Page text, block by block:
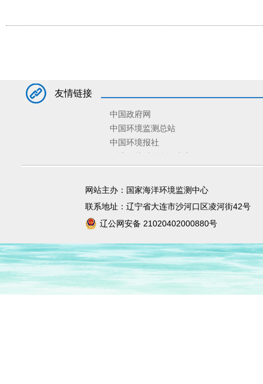
友情链接
中国政府网
中国环境监测总站
中国环境报社
固体废物与化学品管理技术中心
网站主办：国家海洋环境监测中心
联系地址：辽宁省大连市沙河口区凌河街42号
辽公网安备 21020402000880号